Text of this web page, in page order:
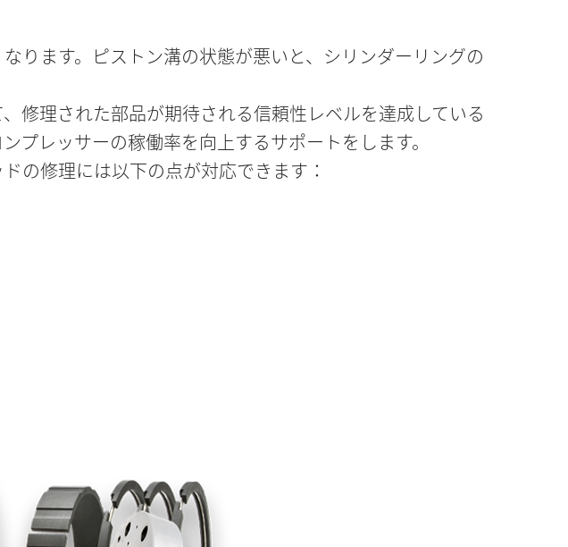
ります。ピストン溝の状態が悪いと、シリンダーリングの
修理された部品が期待される信頼性レベルを達成している
プレッサーの稼働率を向上するサポートをします。
の修理には以下の点が対応できます：